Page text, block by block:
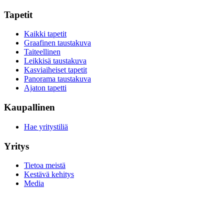
Tapetit
Kaikki tapetit
Graafinen taustakuva
Taiteellinen
Leikkisä taustakuva
Kasviaiheiset tapetit
Panorama taustakuva
Ajaton tapetti
Kaupallinen
Hae yritystiliä
Yritys
Tietoa meistä
Kestävä kehitys
Media